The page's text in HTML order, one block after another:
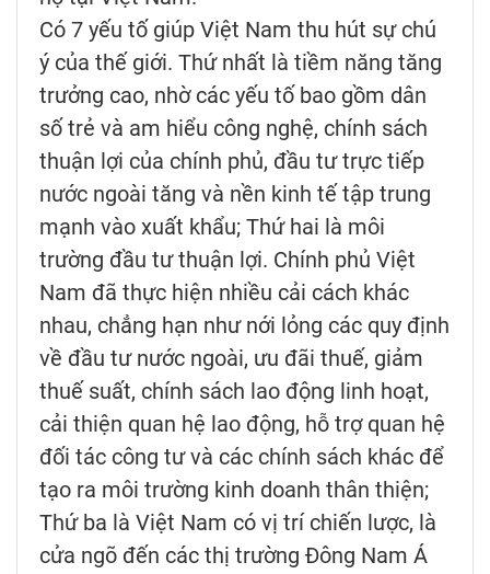
Có 7 yếu tố giúp Việt Nam thu hút sự chú
ý của thế giới. Thứ nhất là tiềm năng tăng
trưởng cao, nhờ các yếu tố bao gồm dân
số trẻ và am hiểu công nghệ, chính sách
thuận lợi của chính phủ, đầu tư trực tiếp
nước ngoài tăng và nền kinh tế tập trung
mạnh vào xuất khẩu; Thứ hai là môi
trường đầu tư thuận lợi. Chính phủ Việt
Nam đã thực hiện nhiều cải cách khác
nhau, chẳng hạn như nới lỏng các quy định
về đầu tư nước ngoài, ưu đãi thuế, giảm
thuế suất, chính sách lao động linh hoạt,
cải thiện quan hệ lao động, hỗ trợ quan hệ
đối tác công tư và các chính sách khác để
tạo ra môi trường kinh doanh thân thiện;
Thứ ba là Việt Nam có vị trí chiến lược, là
cửa ngõ đến các thị trường Đông Nam Á